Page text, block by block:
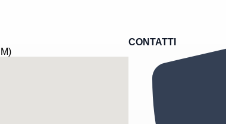
CONTATTI